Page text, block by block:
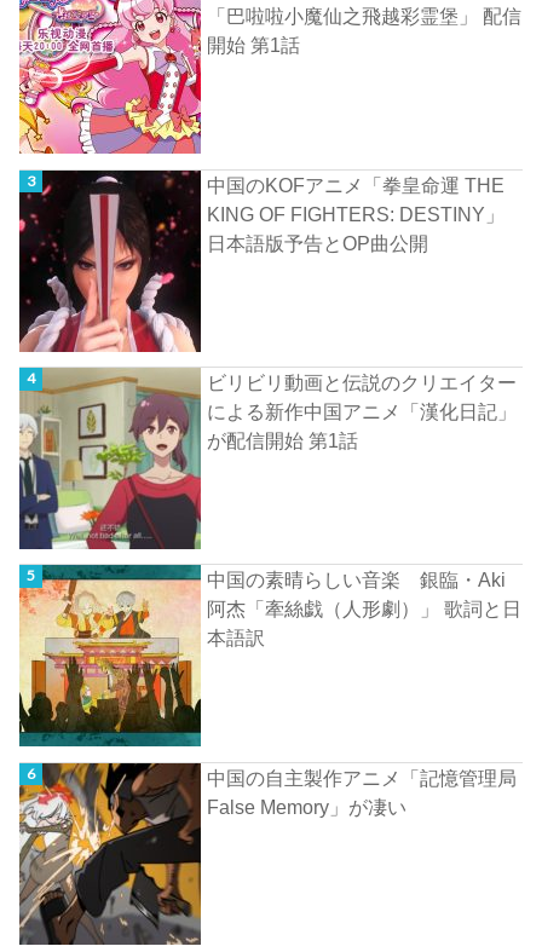
「巴啦啦小魔仙之飛越彩霊堡」 配信
開始 第1話
中国のKOFアニメ「拳皇命運 THE
KING OF FIGHTERS: DESTINY」
日本語版予告とOP曲公開
ビリビリ動画と伝説のクリエイター
による新作中国アニメ「漢化日記」
が配信開始 第1話
中国の素晴らしい音楽 銀臨・Aki
阿杰「牽絲戯（人形劇）」 歌詞と日
本語訳
中国の自主製作アニメ「記憶管理局
False Memory」が凄い